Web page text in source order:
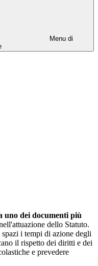
Menu di
uno dei documenti più
dello Statuto.
i tempi di azione degli
il rispetto dei diritti e dei
e prevedere